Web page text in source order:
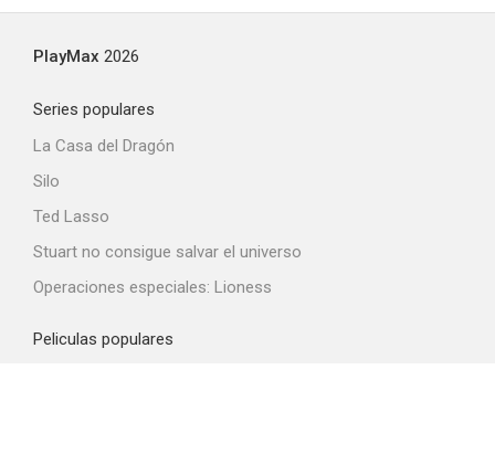
PlayMax 2026
Series populares
La Casa del Dragón
Silo
Ted Lasso
Stuart no consigue salvar el universo
Operaciones especiales: Lioness
Peliculas populares